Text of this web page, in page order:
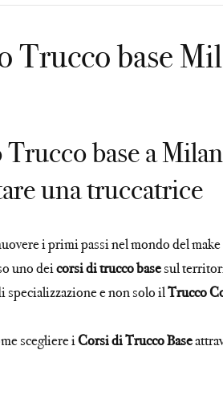
Trucco base
base a
una truccatrice
i primi passi nel mondo del
uno deicorsi di trucco basesul
specializzazione e non solo ilTrucco
scegliere iCorsi di Trucco Base